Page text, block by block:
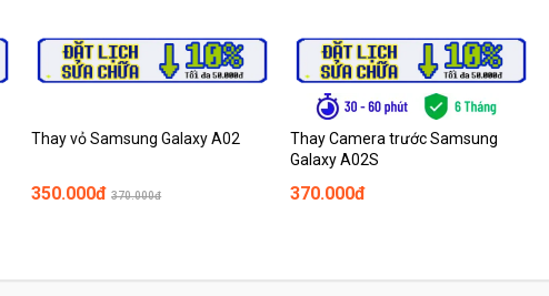
Thay vỏ Samsung Galaxy A02
350.000đ 370.000đ
Thay Camera trước Samsung
Galaxy A02S
370.000đ